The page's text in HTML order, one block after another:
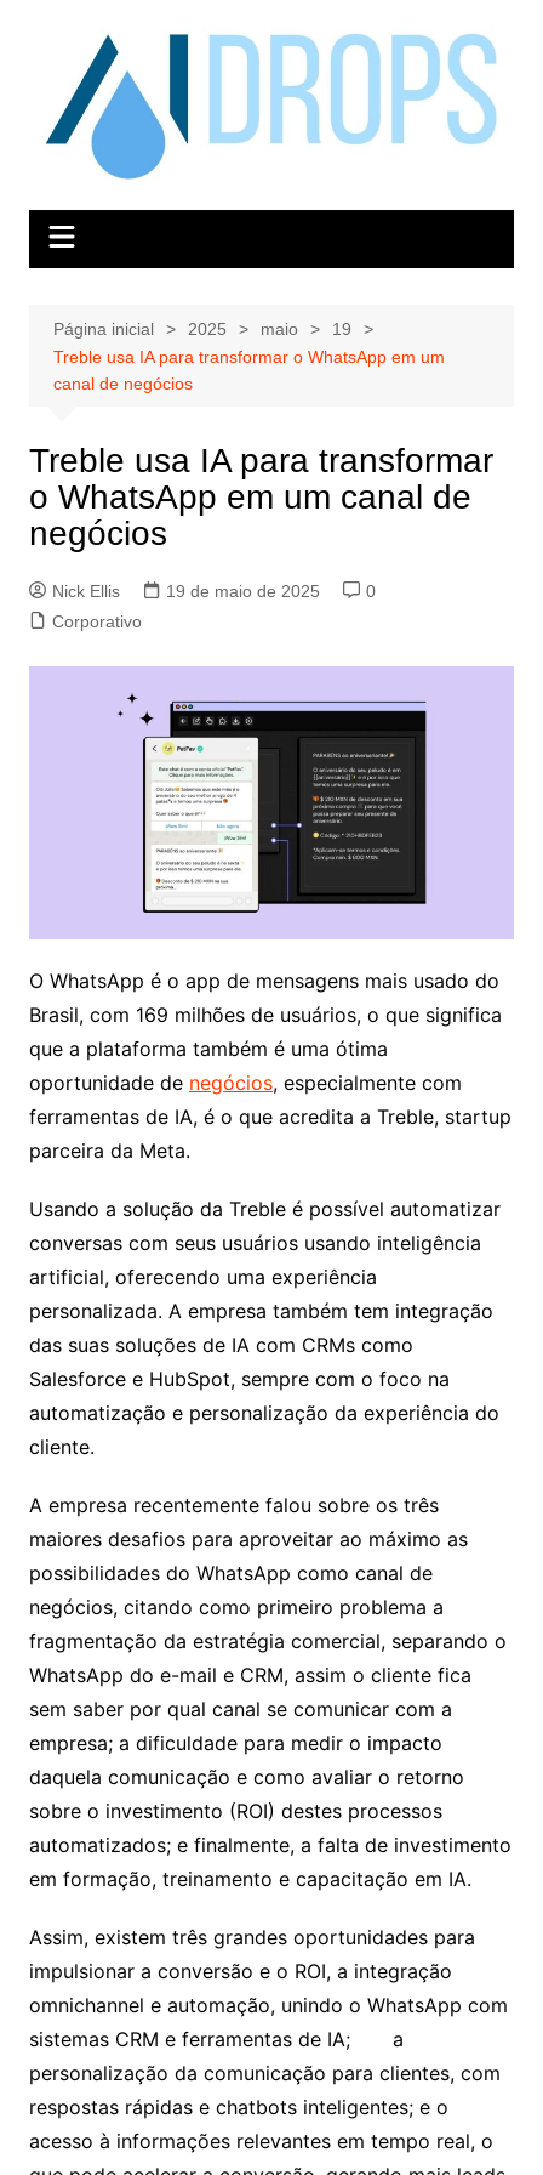
conteúdo
Página inicial 2025 maio
19
Treble usa IA para transformar o WhatsApp em um
canal de negócios
Treble usa IA para transformar
o WhatsApp em um canal de
negócios
Nick Ellis 19 de maio de 2025
0
Corporativo
O WhatsApp é o app de mensagens mais usado do
Brasil, com 169 milhões de usuários, o que significa
que a plataforma também é uma ótima
oportunidade de negócios, especialmente com
ferramentas de IA, é o que acredita a Treble, startup
parceira da Meta.
Usando a solução da Treble é possível automatizar
conversas com seus usuários usando inteligência
artificial, oferecendo uma experiência
personalizada. A empresa também tem integração
das suas soluções de IA com CRMs como
Salesforce e HubSpot, sempre com o foco na
automatização e personalização da experiência do
cliente.
A empresa recentemente falou sobre os três
maiores desafios para aproveitar ao máximo as
possibilidades do WhatsApp como canal de
negócios, citando como primeiro problema a
fragmentação da estratégia comercial, separando o
WhatsApp do e-mail e CRM, assim o cliente fica
sem saber por qual canal se comunicar com a
empresa; a dificuldade para medir o impacto
daquela comunicação e como avaliar o retorno
sobre o investimento (ROI) destes processos
automatizados; e finalmente, a falta de investimento
em formação, treinamento e capacitação em IA.
Assim, existem três grandes oportunidades para
impulsionar a conversão e o ROI, a integração
omnichannel e automação, unindo o WhatsApp com
sistemas CRM e ferramentas de IA; a
personalização da comunicação para clientes, com
respostas rápidas e chatbots inteligentes; e o
acesso à informações relevantes em tempo real, o